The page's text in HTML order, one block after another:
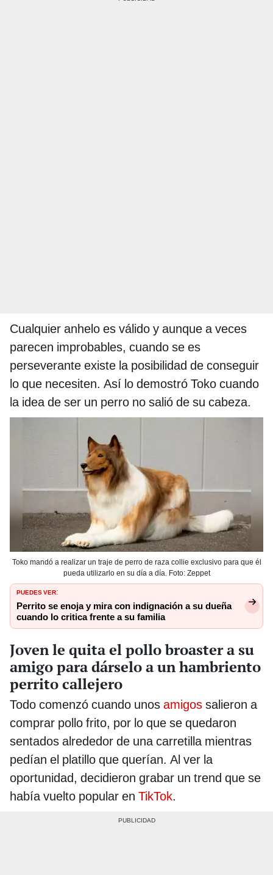
Cualquier anhelo es válido y aunque a veces
parecen improbables, cuando se es
perseverante existe la posibilidad de conseguir
lo que necesiten. Así lo demostró Toko cuando
la idea de ser un perro no salió de su cabeza.
Toko mandó a realizar un traje de perro de raza collie exclusivo para que él
pueda utilizarlo en su día a día. Foto: Zeppet
PUEDES VER:
Perrito se enoja y mira con indignación a su dueña
cuando lo critica frente a su familia
Joven le quita el pollo broaster a su
amigo para dárselo a un hambriento
perrito callejero
Todo comenzó cuando unos amigos salieron a
comprar pollo frito, por lo que se quedaron
sentados alrededor de una carretilla mientras
pedían el platillo que querían. Al ver la
oportunidad, decidieron grabar un trend que se
había vuelto popular en TikTok.